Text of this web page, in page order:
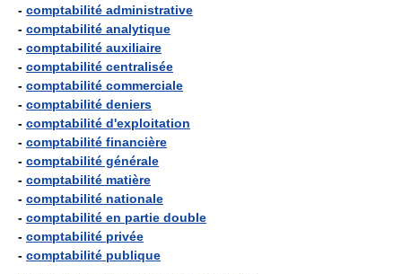
- comptabilité administrative
- comptabilité analytique
- comptabilité auxiliaire
- comptabilité centralisée
- comptabilité commerciale
- comptabilité deniers
- comptabilité d'exploitation
- comptabilité financière
- comptabilité générale
- comptabilité matière
- comptabilité nationale
- comptabilité en partie double
- comptabilité privée
- comptabilité publique